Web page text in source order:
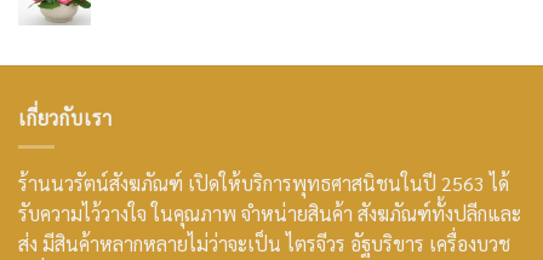
เกี่ยวกับเรา
ร้านนวรัตน์สังฆภัณฑ์ เปิดให้บริการพุทธศาสนิชนในปี 2563 ได้
รับความไว้วางใจ ในคุณภาพ จำหน่ายสินค้า สังฆภัณฑ์ทั้งปลีกและ
ส่ง มีสินค้าหลากหลายไม่ว่าจะเป็น ไตรจีวร อัฐบริขาร เครื่องบวช